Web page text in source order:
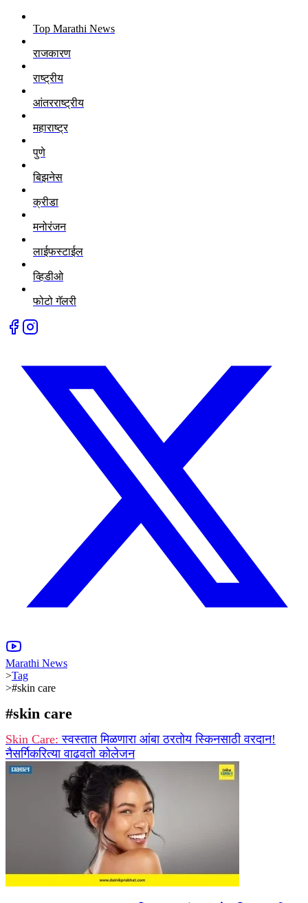
Top Marathi News
राजकारण
राष्ट्रीय
आंतरराष्ट्रीय
महाराष्ट्र
पुणे
बिझनेस
क्रीडा
मनोरंजन
लाईफस्टाईल
व्हिडीओ
फोटो गॅलरी
Marathi News
>Tag
>#skin care
#skin care
Skin Care: स्वस्तात मिळणारा आंबा ठरतोय स्किनसाठी वरदान!
नैसर्गिकरित्या वाढवतो कोलेजन